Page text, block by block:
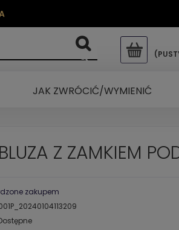
JAK ZWRÓCIĆ/WYMIENIĆ
Z ZAMKIEM
zakupem